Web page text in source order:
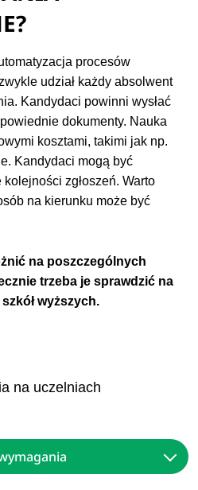
procesów
udział każdy absolwent
Kandydaci powinni wysłać
dokumenty. Nauka
kosztami, takimi jak np.
Kandydaci mogą być
zgłoszeń. Warto
na kierunku może być
na poszczególnych
trzeba je sprawdzić na
wyższych.
na uczelniach